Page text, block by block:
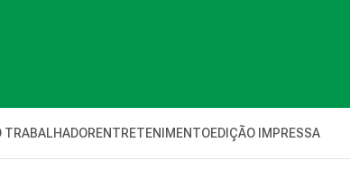
TRABALHADORENTRETENIMENTOEDIÇÃO IMPRESSA